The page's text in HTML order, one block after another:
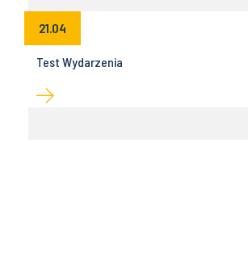
21.04
Test Wydarzenia